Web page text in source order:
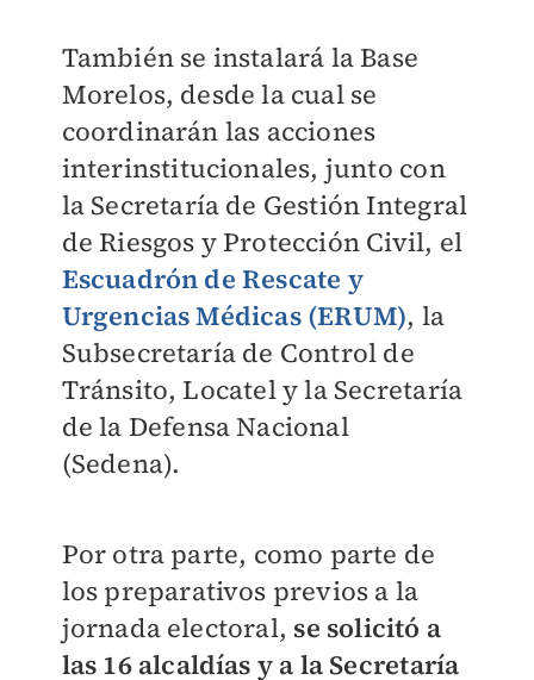
También se instalará la Base
Morelos, desde la cual se
coordinarán las acciones
interinstitucionales, junto con
la Secretaría de Gestión Integral
de Riesgos y Protección Civil, el
Escuadrón de Rescate y
Urgencias Médicas (ERUM), la
Subsecretaría de Control de
Tránsito, Locatel y la Secretaría
de la Defensa Nacional
(Sedena).
Por otra parte, como parte de
los preparativos previos a la
jornada electoral, se solicitó a
las 16 alcaldías y a la Secretaría